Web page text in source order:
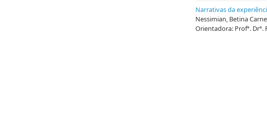
Narrativas da
Nessimian, Betina
Orientadora: Profª.